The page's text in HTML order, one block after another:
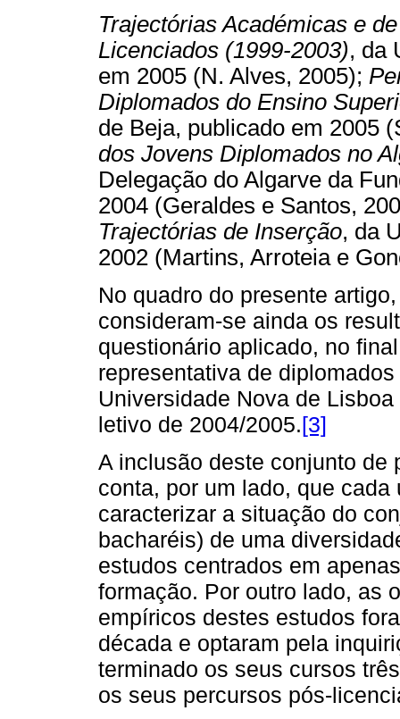
Trajectórias Académicas e
Licenciados (1999-2003), da
em 2005 (N. Alves, 2005);
Diplomados do Ensino
de Beja, publicado em 2005
dos Jovens Diplomados no
Delegação do Algarve da
2004 (Geraldes e Santos,
Trajectórias de Inserção, da
2002 (Martins, Arroteia e
No quadro do presente
consideram-se ainda os
questionário aplicado, no
representativa de
Universidade Nova de
letivo de 2004/2005.[3]
A inclusão deste conjunto de
conta, por um lado, que
caracterizar a situação do
bacharéis) de uma
estudos centrados em
formação. Por outro lado, as
empíricos destes estudos
década e optaram pela
terminado os seus cursos
os seus percursos pós-